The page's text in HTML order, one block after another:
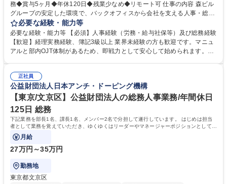
務◆賞与5ヶ月◆年休120日◆残業少なめ◆リモート可 仕事の内容 森ビル
グループの安定した環境で、バックオフィスから会社を支える人事・総務
をお任せします。 労務と総務の業務をバランスよく担当し、ゆくゆくは制
度改定などのコア業務にも挑戦できる、やりがいある環境です。 ■勤怠管
理、給与計算、社会保険手続き、年末調整等の労務管理全般 ■入退社手続
き、社内規定の改定や人事制度改定などのコア業務 ■社内イベントの企画
でも質問・相談できる環境が整っているため、安心して成長できます。 募
集職種 【森ビルG】人事・総務◆賞与5ヶ月◆年休120日◆残業少なめ◆
リモート可
必要な経験・能力等
必要な経験・能力等 【必須】人事経験（労務・給与社保等）及び総務経験
【歓迎】経理実務経験、簿記3級以上 業界未経験の方も歓迎です。マニュ
アルと部内OJT体制があるため、即戦力として安心して始められます。
務に挑戦できるため、自身の成長と組織への貢献度をダイレクトに実感で
きます。 残業少なめ、週1日リモート可など、ワークライフバランスを保
ち長期活躍できる環境です。 「これまでの幅広い経験を活かし、長期的な
キャリアを築きたい」という前向きな意欲と挑戦を全力で応援します。 学
歴・資格 学歴：大学院 大学 高専 短大 専修学校 高校 語学力： 資格：日商
簿記検定1級 日商簿記検定2級 日商簿記検定3級
正社員
公益財団法人日本アンチ・ドーピング機構
【東京/文京区】公益財団法人の総務人事業務/年間休日
125日 総務
下記業務を部長1名、課長1名、メンバー2名で分担して遂行しています。 はじめは担当
者として業務を覚えていただき、ゆくゆくはリーダーやマネージャーポジションとして活
躍いただくことを期待しています。
月給
27万円～35万円
勤務地
東京都文京区